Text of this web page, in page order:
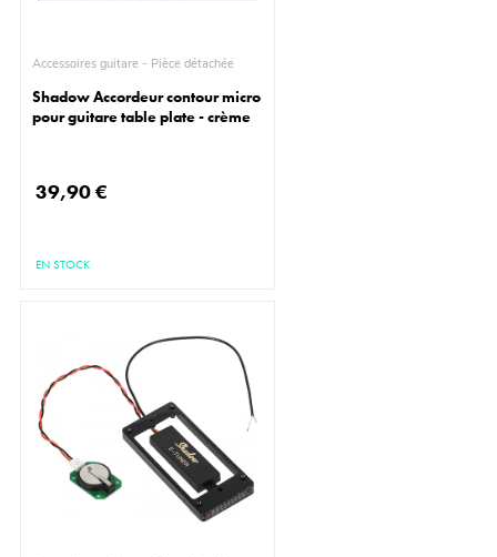
Accessoires guitare - Pièce détachée
Shadow Accordeur contour micro
pour guitare table plate - crème
39,90 €
EN STOCK